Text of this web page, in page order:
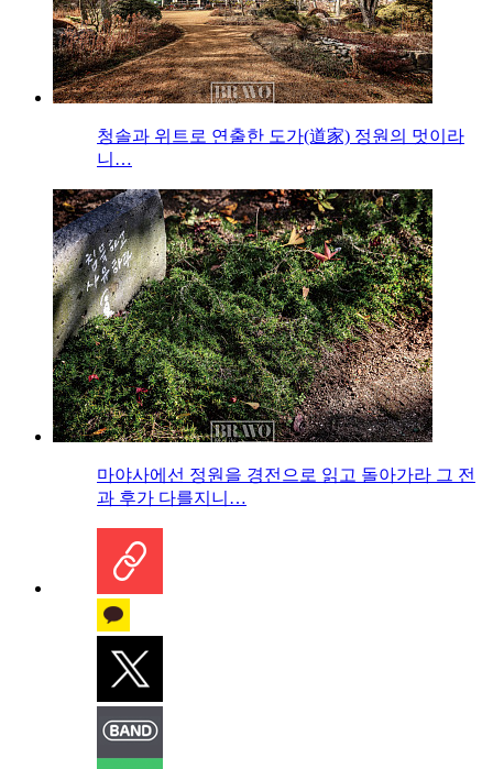
청솔과 위트로 연출한 도가(道家) 정원의 멋이라
니…
마야사에선 정원을 경전으로 읽고 돌아가라 그 전
과 후가 다를지니…